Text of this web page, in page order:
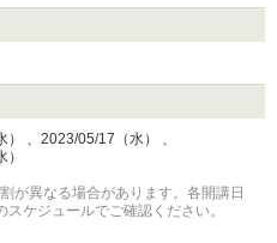
、2023/05/17（水）
、
が異なる場合があります。各開講日
ケジュールでご確認ください。